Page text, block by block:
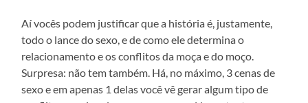
Aí vocês podem justificar que a história é, justamente,
todo o lance do sexo, e de como ele determina o
relacionamento e os conflitos da moça e do moço.
Surpresa: não tem também. Há, no máximo, 3 cenas de
sexo e em apenas 1 delas você vê gerar algum tipo de